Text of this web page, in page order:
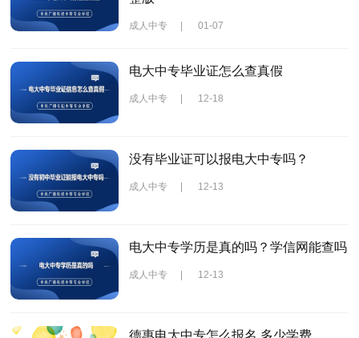
成人中专 01-07
电大中专毕业证怎么查真假
成人中专 12-18
没有毕业证可以报电大中专吗？
成人中专 12-13
电大中专学历是真的吗？学信网能查吗
成人中专 | 12-13
德惠电大中专怎么报名 多少学费